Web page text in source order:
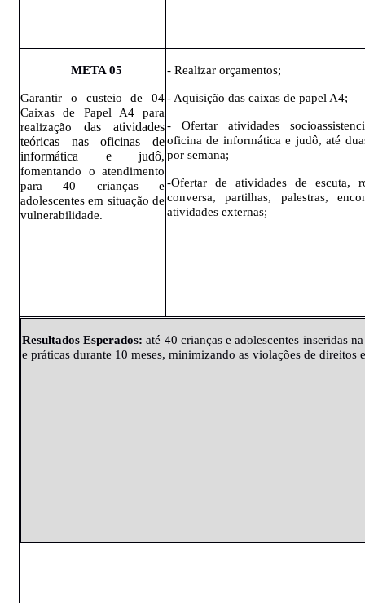
META 05
Garantir o custeio de 04
Caixas de Papel A4 para
realização das atividades
teóricas nas oficinas de
informática e judô,
fomentando o atendimento
para 40 crianças e
adolescentes em situação de
vulnerabilidade.
- Realizar orçamentos;
- Aquisição das caixas de papel A4;
- Ofertar
atividades
oficina de informática e judô, até
por semana;
-Ofertar de atividades de escuta,
conversa, partilhas, palestras,
atividades externas;
Resultados Esperados: até 40 crianças e adolescentes inseridas
e práticas durante 10 meses, minimizando as violações de direitos